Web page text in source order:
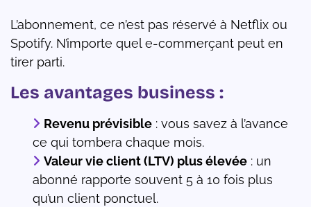
L’abonnement, ce n’est pas réservé à Netflix ou
Spotify. N’importe quel e-commerçant peut en
tirer parti.
Les avantages business :
Revenu prévisible : vous savez à l’avance
ce qui tombera chaque mois.
Valeur vie client (LTV) plus élevée : un
abonné rapporte souvent 5 à 10 fois plus
qu’un client ponctuel.